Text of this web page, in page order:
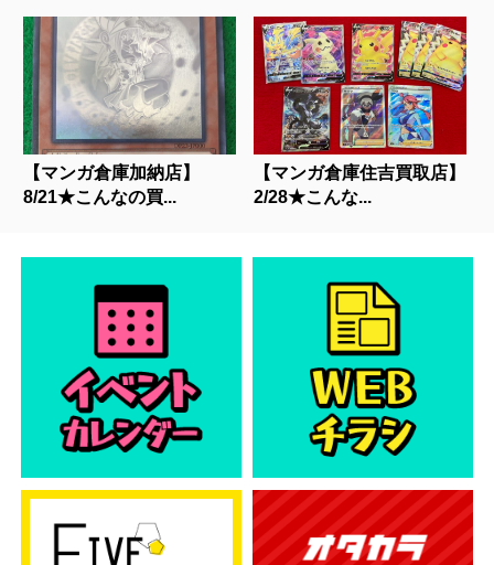
【マンガ倉庫加納店】
8/21★こんなの買...
【マンガ倉庫住吉買取店】
2/28★こんな...